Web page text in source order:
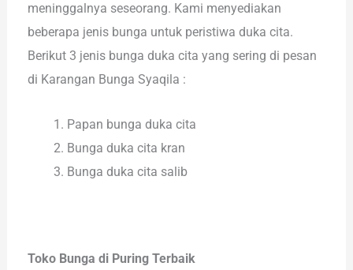
meninggalnya seseorang. Kami menyediakan
beberapa jenis bunga untuk peristiwa duka cita.
Berikut 3 jenis bunga duka cita yang sering di pesan
di Karangan Bunga Syaqila :
Papan bunga duka cita
Bunga duka cita kran
Bunga duka cita salib
Toko Bunga di Puring Terbaik